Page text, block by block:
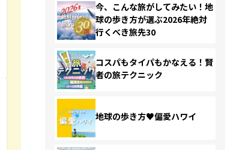
今、こんな旅がしてみたい！地
球の歩き方が選ぶ2026年絶対
行くべき旅先30
コスパもタイパもかなえる！賢
者の旅テクニック
地球の歩き方♥偏愛ハワイ